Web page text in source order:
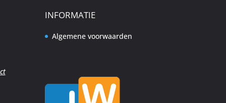
INFORMATIE
Algemene voorwaarden